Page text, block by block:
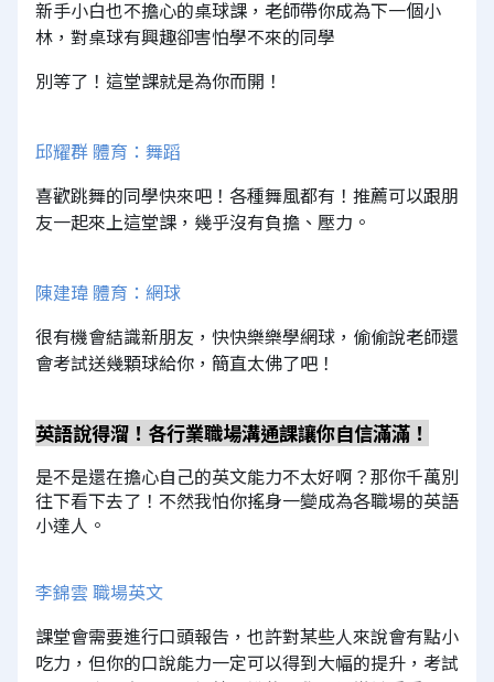
新手小白也不擔心的桌球課，老師帶你成為下一個小
林，對桌球有興趣卻害怕學不來的同學
別等了！這堂課就是為你而開！
邱耀群 體育：舞蹈
喜歡跳舞的同學快來吧！各種舞風都有！推薦可以跟朋
友一起來上這堂課，幾乎沒有負擔、壓力。
陳建瑋 體育：網球
很有機會結識新朋友，快快樂樂學網球，偷偷說老師還
會考試送幾顆球給你，簡直太佛了吧！
英語說得溜！各行業職場溝通課讓你自信滿滿！
是不是還在擔心自己的英文能力不太好啊？那你千萬別
往下看下去了！不然我怕你搖身一變成為各職場的英語
小達人。
李錦雲 職場英文
課堂會需要進行口頭報告，也許對某些人來說會有點小
吃力，但你的口說能力一定可以得到大幅的提升，考試